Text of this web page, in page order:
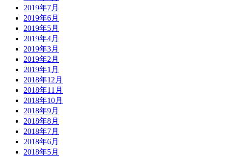
2019年7月
2019年6月
2019年5月
2019年4月
2019年3月
2019年2月
2019年1月
2018年12月
2018年11月
2018年10月
2018年9月
2018年8月
2018年7月
2018年6月
2018年5月